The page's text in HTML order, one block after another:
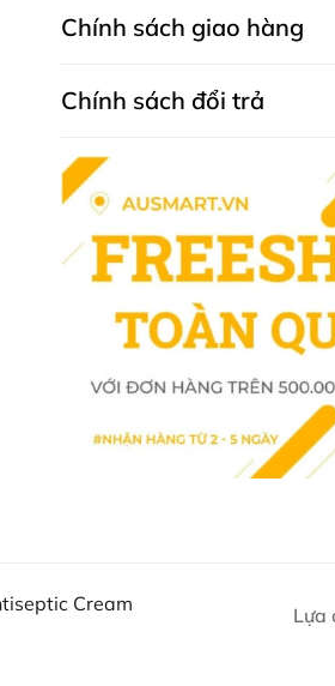
Trong mỗi gram thuốc mỡ
chất chính là Dexpanthenol
tinh khiết.
Antiseptic có thành phần nổi
Chlorhexidine
trùng.
Dexpanthenol (Pro-
Wool Fat (Lanolin)
: Giữ
Không chứa màu nhân
Chính sách giao hàng
Chính sách đổi trả
Cream Lựa